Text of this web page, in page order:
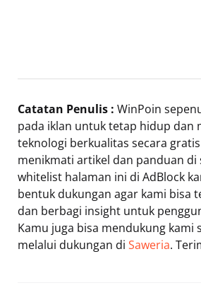
Catatan Penulis : WinPoin
pada iklan untuk tetap hidup dan
teknologi berkualitas secara
menikmati artikel dan panduan
whitelist halaman ini di AdBlock
bentuk dukungan agar kami bisa
dan berbagi insight untuk
Kamu juga bisa mendukung kami
melalui dukungan di Saweria.